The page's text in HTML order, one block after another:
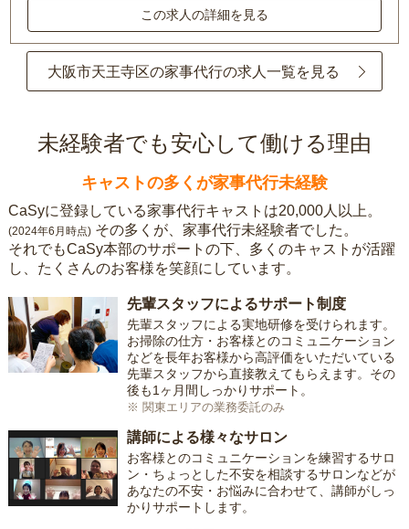
この求人の詳細を見る
大阪市天王寺区の家事代行の求人一覧を見る
未経験者でも安心して働ける理由
キャストの多くが家事代行未経験
CaSyに登録している家事代行キャストは20,000人以上。
(2024年6月時点) その多くが、家事代行未経験者でした。
それでもCaSy本部のサポートの下、多くのキャストが活躍
し、たくさんのお客様を笑顔にしています。
先輩スタッフによるサポート制度
先輩スタッフによる実地研修を受けられます。
お掃除の仕方・お客様とのコミュニケーション
などを長年お客様から高評価をいただいている
先輩スタッフから直接教えてもらえます。その
後も1ヶ月間しっかりサポート。
※ 関東エリアの業務委託のみ
講師による様々なサロン
お客様とのコミュニケーションを練習するサロ
ン・ちょっとした不安を相談するサロンなどが
あなたの不安・お悩みに合わせて、講師がしっ
かりサポートします。